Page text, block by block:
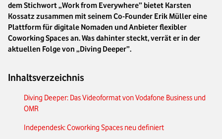
dem Stichwort „Work from Everywhere” bietet Karsten
Kossatz zusammen mit seinem Co-Founder Erik Müller eine
Plattform für digitale Nomaden und Anbieter flexibler
Coworking Spaces an. Was dahinter steckt, verrät er in der
aktuellen Folge von „Diving Deeper”.
Inhaltsverzeichnis
Diving Deeper: Das Videoformat von Vodafone Business und
OMR
Independesk: Coworking Spaces neu definiert